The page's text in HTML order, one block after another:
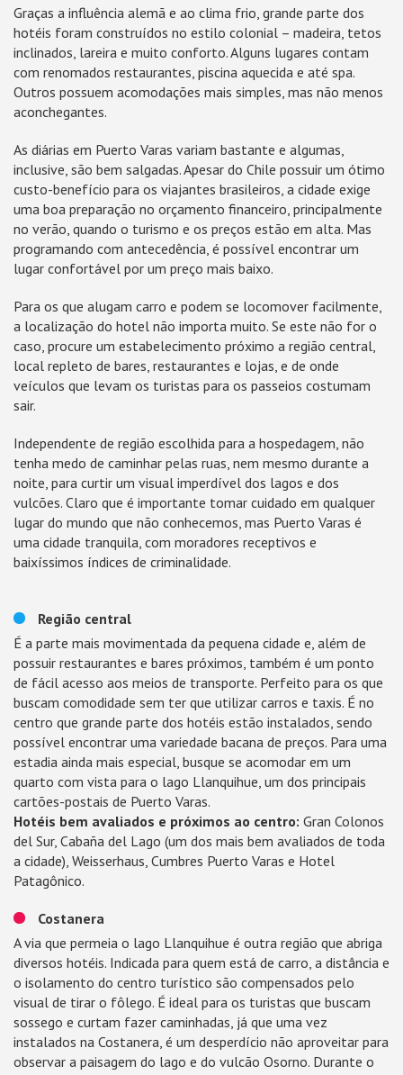
Graças a influência alemã e ao clima frio, grande parte dos
hotéis foram construídos no estilo colonial – madeira, tetos
inclinados, lareira e muito conforto. Alguns lugares contam
com renomados restaurantes, piscina aquecida e até spa.
Outros possuem acomodações mais simples, mas não menos
aconchegantes.
As diárias em Puerto Varas variam bastante e algumas,
inclusive, são bem salgadas. Apesar do Chile possuir um ótimo
custo-benefício para os viajantes brasileiros, a cidade exige
uma boa preparação no orçamento financeiro, principalmente
no verão, quando o turismo e os preços estão em alta. Mas
programando com antecedência, é possível encontrar um
lugar confortável por um preço mais baixo.
Para os que alugam carro e podem se locomover facilmente,
a localização do hotel não importa muito. Se este não for o
caso, procure um estabelecimento próximo a região central,
local repleto de bares, restaurantes e lojas, e de onde
veículos que levam os turistas para os passeios costumam
sair.
Independente de região escolhida para a hospedagem, não
tenha medo de caminhar pelas ruas, nem mesmo durante a
noite, para curtir um visual imperdível dos lagos e dos
vulcões. Claro que é importante tomar cuidado em qualquer
lugar do mundo que não conhecemos, mas Puerto Varas é
uma cidade tranquila, com moradores receptivos e
baixíssimos índices de criminalidade.
Região central
É a parte mais movimentada da pequena cidade e, além de
possuir restaurantes e bares próximos, também é um ponto
de fácil acesso aos meios de transporte. Perfeito para os que
buscam comodidade sem ter que utilizar carros e taxis. É no
centro que grande parte dos hotéis estão instalados, sendo
possível encontrar uma variedade bacana de preços. Para uma
estadia ainda mais especial, busque se acomodar em um
quarto com vista para o lago Llanquihue, um dos principais
cartões-postais de Puerto Varas.
Hotéis bem avaliados e próximos ao centro: Gran Colonos
del Sur, Cabaña del Lago (um dos mais bem avaliados de toda
a cidade), Weisserhaus, Cumbres Puerto Varas e Hotel
Patagônico.
Costanera
A via que permeia o lago Llanquihue é outra região que abriga
diversos hotéis. Indicada para quem está de carro, a distância e
o isolamento do centro turístico são compensados pelo
visual de tirar o fôlego. É ideal para os turistas que buscam
sossego e curtam fazer caminhadas, já que uma vez
instalados na Costanera, é um desperdício não aproveitar para
observar a paisagem do lago e do vulcão Osorno. Durante o